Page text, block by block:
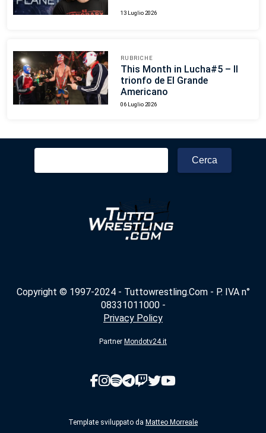
13 Luglio 2026
RUBRICHE
This Month in Lucha#5 – Il
trionfo de El Grande
Americano
06 Luglio 2026
Copyright © 1997-2024 - Tuttowrestling.Com - P. IVA n°
08331011000 -
Privacy Policy
Partner Mondotv24.it
Template sviluppato da Matteo Morreale